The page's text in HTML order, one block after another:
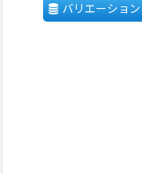
バリエーション